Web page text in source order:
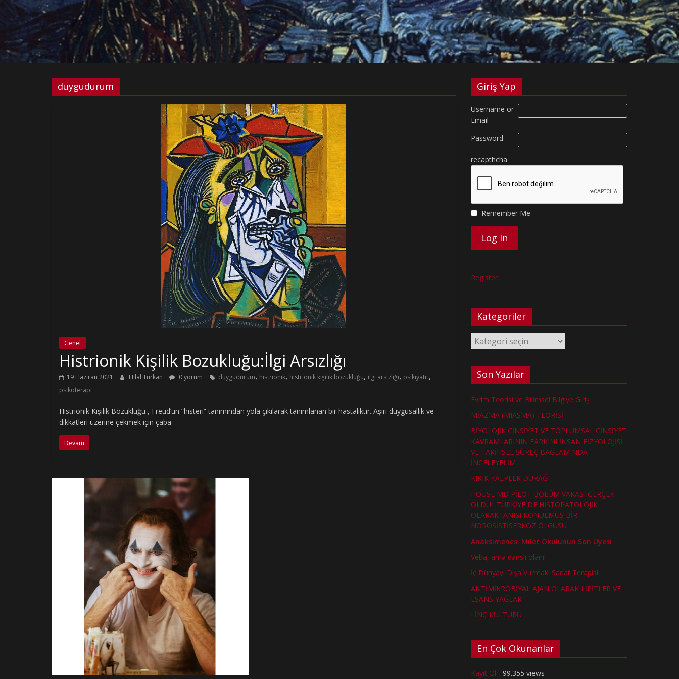
duygudurum
Genel
Histrionik Kişilik Bozukluğu:İlgi Arsızlığı
19 Haziran 2021 Hilal Türkan 0 yorum duygudurum, histrionik, histrionik kişilik bozukluğu, ilgi arsızlığı, psikiyatri,
psikoterapi
Histrionik Kişilik Bozukluğu , Freud’un ”histeri” tanımından yola çıkılarak tanımlanan bir hastalıktır. Aşırı duygusallık ve
dikkatleri üzerine çekmek için çaba
Devam
Giriş Yap
Username or
Email
Password
recapthcha
Remember Me
Register
Kategoriler
Kategoriler
Son Yazılar
Evrim Teorisi ve Bilimsel Bilgiye Giriş
MİAZMA (MIASMA) TEORİSİ
BİYOLOJİK CİNSİYET VE TOPLUMSAL CİNSİYET
KAVRAMLARININ FARKINI İNSAN FİZYOLOJİSİ
VE TARİHSEL SÜREÇ BAĞLAMINDA
İNCELEYELİM
KIRIK KALPLER DURAĞI
HOUSE MD PİLOT BÖLÜM VAKASI GERÇEK
OLDU : TÜRKİYE´DE HİSTOPATOLOJİK
OLARAKTANISI KONULMUŞ BİR
NÖROSİSTİSERKOZ OLGUSU
Anaksimenes: Milet Okulunun Son Üyesi
Veba, ama danslı olanı!
İç Dünyayı Dışa Vurmak: Sanat Terapisi
ANTİMİKROBİYAL AJAN OLARAK LİPİTLER VE
ESANS YAĞLARI
LİNÇ KÜLTÜRÜ
En Çok Okunanlar
Kayıt Ol - 99.355 views